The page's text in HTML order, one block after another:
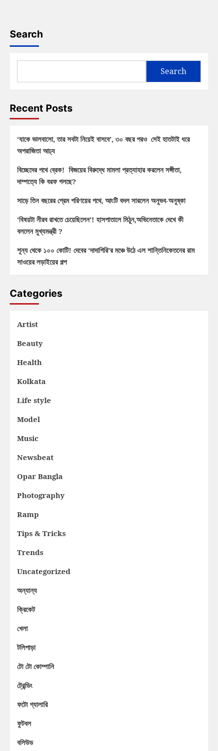
Search
Search
Recent Posts
‘যাকে ভালবাসো, তার সবটা নিয়েই বাসবে’, ৩০ বছর পরও সেই হাতটাই ধরে
অপরাজিতা আঢ্য
বিচ্ছেদের পথে ব্রেক! বিজয়ের বিরুদ্ধে মামলা প্রত্যাহার করলেন সঙ্গীতা,
দাম্পত্যে কি বরফ গলছে?
সাড়ে তিন বছরের প্রেম পরিণয়ের পথে, আংটি বদল সারলেন অনুভব-অনুষ্কা
‘বিষয়টা নীরব রাখতে চেয়েছিলেন’! হাসপাতালে মিঠুন,অভিনেতাকে দেখে কী
বললেন মুখ্যমন্ত্রী ?
শূন্য থেকে ১০০ কোটি! দেবের ‘দাদাগিরি’র মঞ্চে উঠে এল শান্তিনিকেতনের রাম
সাওয়ের লড়াইয়ের গল্প
Categories
Artist
Beauty
Health
Kolkata
Life style
Model
Music
Newsbeat
Opar Bangla
Photography
Ramp
Tips & Tricks
Trends
Uncategorized
অন্যান্য
ক্রিকেট
খেলা
টলিপাড়া
টো টো কোম্পানি
ট্রেন্ডিং
ফটো গ্যালারি
ফুটবল
বলিউড